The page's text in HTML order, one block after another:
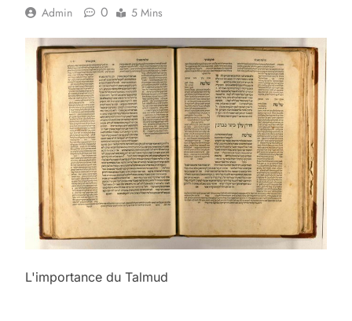
Admin 0 5 Mins
L'importance du Talmud